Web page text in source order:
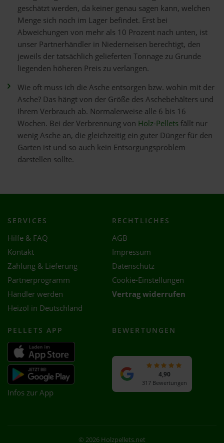
geschätzt werden, da keiner genau sagen kann, welchen
Menge sich noch im Lager befindet. Erst bei
Abweichungen von mehr als 10 Prozent nach unten, ist
unser Partnerhändler in Niederneisen berechtigt, den
jeweils der tatsächlich gelieferten Tonnage zu Grunde
liegenden höheren Preis zu verlangen.
Wie oft muss ich die Asche entsorgen bzw. wohin mit der
Asche? Das hängt von der Größe des Aschebehälters und
Ihrem Verbrauch ab. Normalerweise alle 6 bis 16
Wochen. Bei der Verbrennung von Holz-Pelletsfällt nur
wenig Asche an, die gleichzeitig ein guter Dünger für den
Garten ist und so auch kein Entsorgungsproblem
darstellen sollte.
SERVICES
Hilfe & FAQ
Kontakt
Zahlung & Lieferung
Partnerprogramm
Händler werden
Heizöl in Deutschland
RECHTLICHES
AGB
Impressum
Datenschutz
Cookie-Einstellungen
Vertrag widerrufen
PELLETS APP
Infos zur App
BEWERTUNGEN
4,90
317 Bewertungen
© 2026 Holzpellets.net